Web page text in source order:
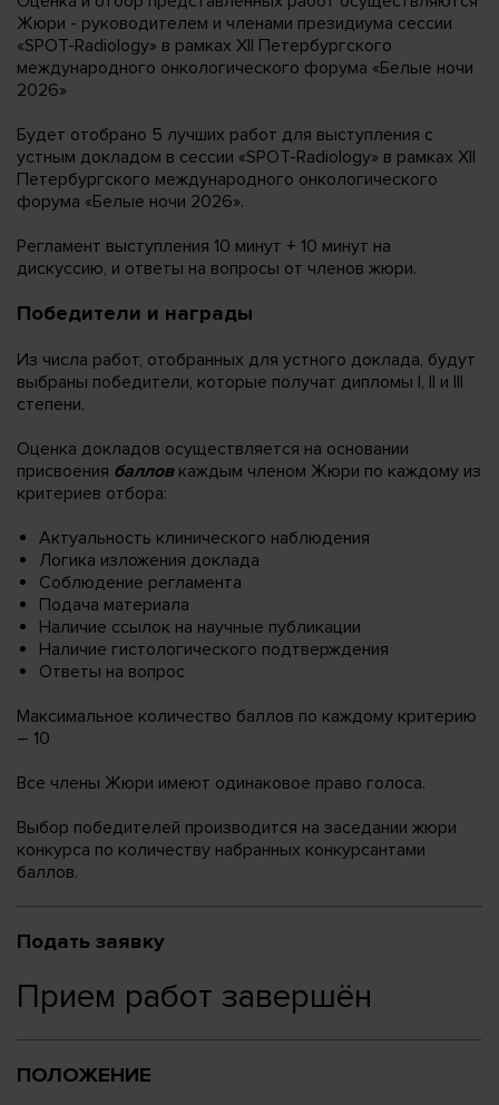
Жюри - руководителем и членами президиума сессии
«SPOT-Radiology» в рамках XII Петербургского
международного онкологического форума «Белые ночи
2026»
Будет отобрано 5 лучших работ для выступления с
устным докладом в сессии «SPOT-Radiology» в рамках XII
Петербургского международного онкологического
форума «Белые ночи 2026».
Регламент выступления 10 минут + 10 минут на
дискуссию, и ответы на вопросы от членов жюри.
Победители и награды
Из числа работ, отобранных для устного доклада, будут
выбраны победители, которые получат дипломы I, II и III
степени.
Оценка докладов осуществляется на основании
присвоения балловкаждым членом Жюри по каждому из
критериев отбора:
Актуальность клинического наблюдения
Логика изложения доклада
Соблюдение регламента
Подача материала
Наличие ссылок на научные публикации
Наличие гистологического подтверждения
Ответы на вопрос
Максимальное количество баллов по каждому критерию
– 10
Все члены Жюри имеют одинаковое право голоса.
Выбор победителей производится на заседании жюри
конкурса по количеству набранных конкурсантами
баллов.
Подать заявку
Прием работ завершён
ПОЛОЖЕНИЕ